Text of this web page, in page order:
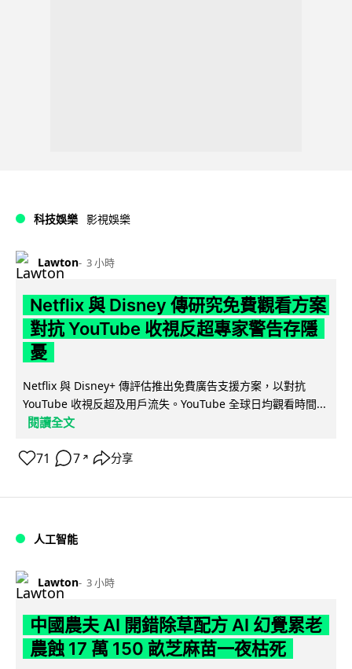
科技娛樂 影視娛樂
Lawton 3 小時
Netflix 與 Disney 傳研究免費觀看方案
對抗 YouTube 收視反超專家警告存隱
憂
Netflix 與 Disney+ 傳評估推出免費廣告支援方案，以對抗
YouTube 收視反超及用戶流失。YouTube 全球日均觀看時間...
閱讀全文
71 7 ↗ 分享
人工智能
Lawton 3 小時
中國農夫 AI 開錯除草配方 AI 幻覺累老
農蝕 17 萬 150 畝芝麻苗一夜枯死